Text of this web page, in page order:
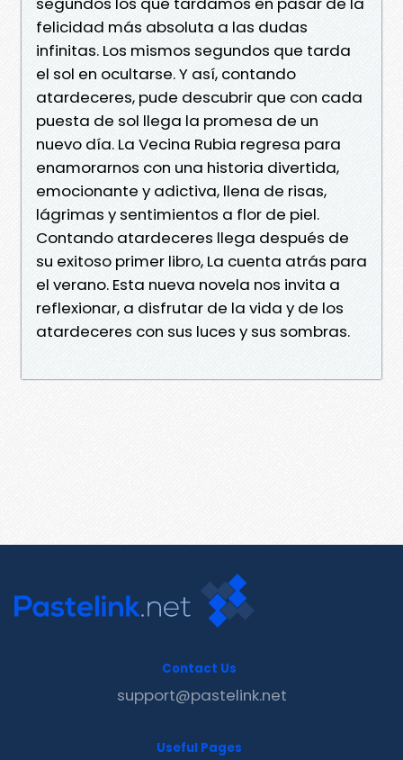
felicidad más absoluta a las dudas
infinitas. Los mismos segundos que tarda
el sol en ocultarse. Y así, contando
atardeceres, pude descubrir que con cada
puesta de sol llega la promesa de un
nuevo día. La Vecina Rubia regresa para
enamorarnos con una historia divertida,
emocionante y adictiva, llena de risas,
lágrimas y sentimientos a flor de piel.
Contando atardeceres llega después de
su exitoso primer libro, La cuenta atrás para
el verano. Esta nueva novela nos invita a
reflexionar, a disfrutar de la vida y de los
atardeceres con sus luces y sus sombras.
Contact Us
support@pastelink.net
Useful Pages